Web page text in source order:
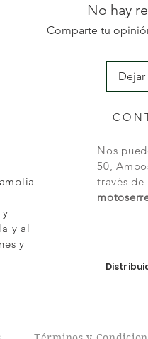
No hay
Comparte tu
Dejar
y al
y
Nos
50,
través